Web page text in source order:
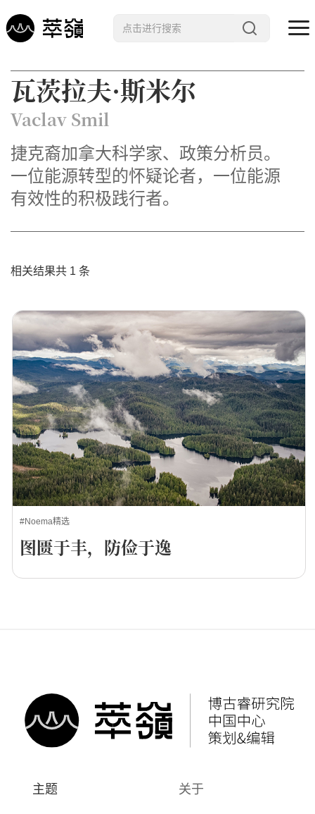
哲学 · 文明
行星智慧
数字治理
瓦茨拉夫·斯米尔
Vaclav Smil
捷克裔加拿大科学家、政策分析员。
一位能源转型的怀疑论者，一位能源
有效性的积极践行者。
相关结果共 1 条
#Noema精选
图匮于丰，防俭于逸
主题 关于